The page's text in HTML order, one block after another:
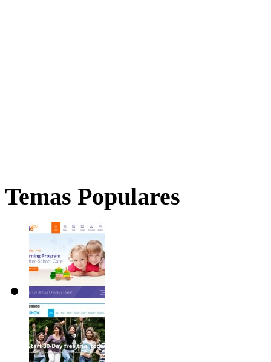
Temas Populares